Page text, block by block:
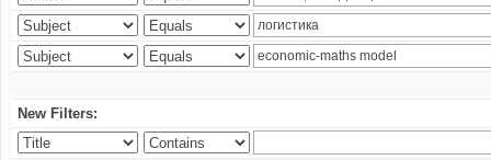
New Filters: